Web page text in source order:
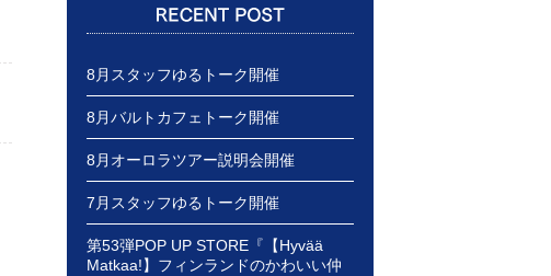
8月スタッフゆるトーク開催
8月バルトカフェトーク開催
8月オーロラツアー説明会開催
7月スタッフゆるトーク開催
第53弾POP UP STORE『【Hyvää
Matkaa!】フィンランドのかわいい仲